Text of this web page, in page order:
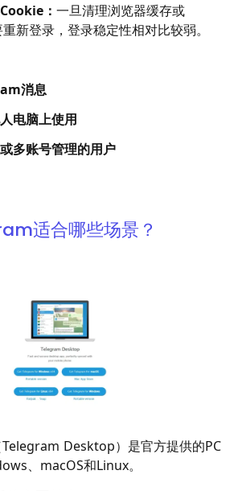
： 一旦清理浏览器缓存或
新登录，登录稳定性相对比较弱。
消息
电脑上使用
多账号管理的用户
适合哪些场景？
Desktop）是官方提供的PC
、macOS和Linux。